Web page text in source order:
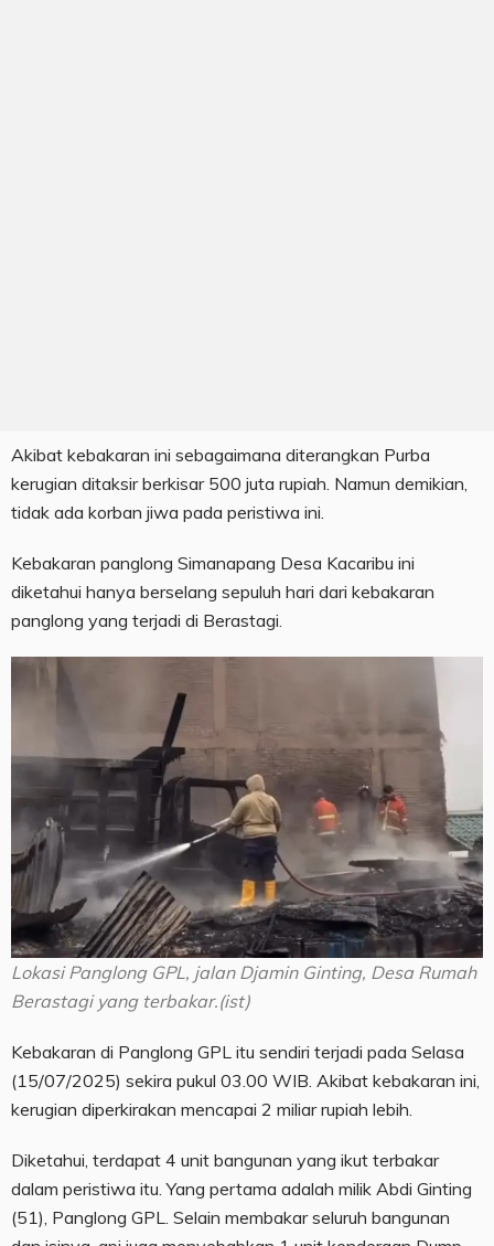
Akibat kebakaran ini sebagaimana diterangkan Purba
kerugian ditaksir berkisar 500 juta rupiah. Namun demikian,
tidak ada korban jiwa pada peristiwa ini.
Kebakaran panglong Simanapang Desa Kacaribu ini
diketahui hanya berselang sepuluh hari dari kebakaran
panglong yang terjadi di Berastagi.
Lokasi Panglong GPL, jalan Djamin Ginting, Desa Rumah
Berastagi yang terbakar.(ist)
Kebakaran di Panglong GPL itu sendiri terjadi pada Selasa
(15/07/2025) sekira pukul 03.00 WIB. Akibat kebakaran ini,
kerugian diperkirakan mencapai 2 miliar rupiah lebih.
Diketahui, terdapat 4 unit bangunan yang ikut terbakar
dalam peristiwa itu. Yang pertama adalah milik Abdi Ginting
(51), Panglong GPL. Selain membakar seluruh bangunan